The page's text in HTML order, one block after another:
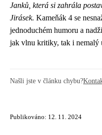
Janků, která si zahrála
Jirásek. Kameňák 4 se
jednoduchém humoru a
jak vlnu kritiky, tak i nemalý
Našli jste v článku chybu?
Publikováno: 12. 11. 2024